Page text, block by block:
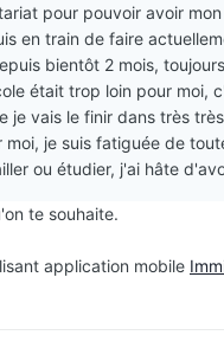
pour pouvoir avoir
en train de faire
bientôt 2 mois,
était trop loin pour moi,
je vais le finir dans très
je suis fatiguée de
ou étudier, j'ai hâte
te souhaite.
application mobile